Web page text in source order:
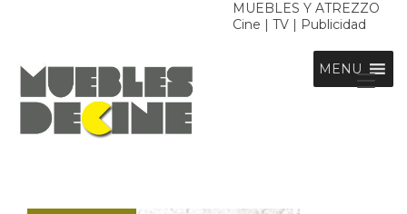
MUEBLES Y ATREZZO
Cine | TV | Publicidad
MENU